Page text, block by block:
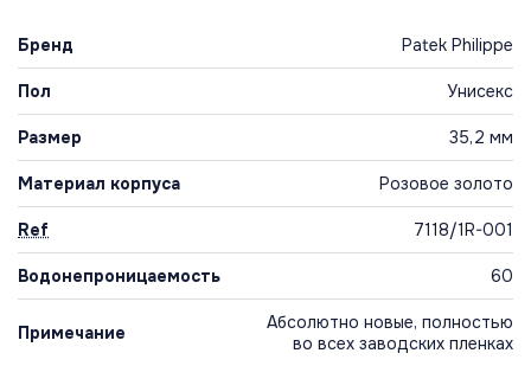
Бренд Patek Philippe
Пол Унисекс
Размер 35,2 мм
Материал корпуса Розовое золото
Ref 7118/1R-001
Водонепроницаемость 60
Примечание
Абсолютно новые, полностью
во всех заводских пленках